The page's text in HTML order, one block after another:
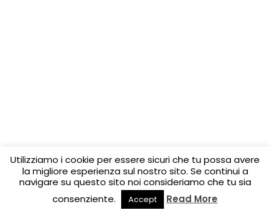
Utilizziamo i cookie per essere sicuri che tu possa avere
la migliore esperienza sul nostro sito. Se continui a
navigare su questo sito noi consideriamo che tu sia
consenziente.
Accept Read More